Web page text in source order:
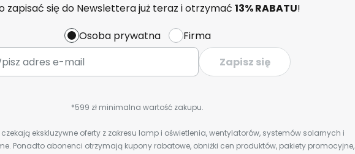
zapisać się do Newslettera już teraz i otrzymać 13% RABATU!
Osoba prywatna
Firma
Zapisz się
*599 zł minimalna wartość zakupu.
ekskluzywne oferty z zakresu lamp i oświetlenia, wentylatorów, systemów solarnych i
Ponadto abonenci otrzymają kupony rabatowe, obniżki cen produktów, pakiety promocyjne,